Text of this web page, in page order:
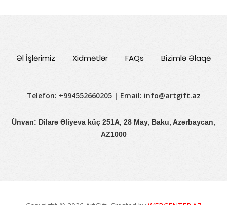
Əl İşlərimiz Xidmətlər FAQs Bizimlə Əlaqə
Telefon: +994552660205 | Email: info@artgift.az
Ünvan: Dilarə Əliyeva küç 251A, 28 May, Baku, Azərbaycan,
AZ1000